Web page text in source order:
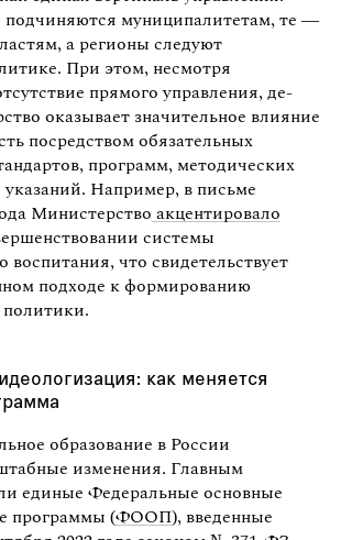
муниципалитетам, те —
а регионы следуют
При этом, несмотря
прямого управления, де-
оказывает значительное влияние
посредством обязательных
программ, методических
Например, в письме
Министерство акцентировало
системы
воспитания, что свидетельствует
подходе к формированию
политики.
как меняется
образование в России
изменения. Главным
единые Федеральные основные
программы (ФООП), введенные